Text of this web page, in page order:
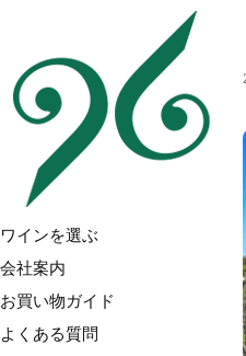
ワインを選ぶ
会社案内
お買い物ガイド
よくある質問